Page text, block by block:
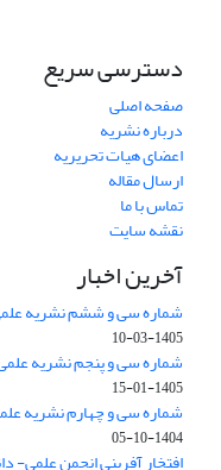
دسترسی سریع
صفحه اصلی
درباره نشریه
اعضای هیات تحریریه
ارسال مقاله
تماس با ما
نقشه سایت
آخرین اخبار
شماره سی و ششم نشریه
1405-03-10
شماره سی و پنجم نشریه
1405-01-15
شماره سی و چهارم نشریه
1404-10-05
افتخار آفرینی انجمن علمی-